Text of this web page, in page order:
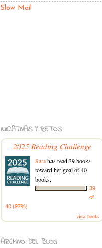
Slow Mail
INICIATIVAS Y RETOS
2025 Reading Challenge
Sarahas read 39 books
toward her goal of 40
books.
39
of
40 (97%)
view books
ARCHIVO DEL BLOG